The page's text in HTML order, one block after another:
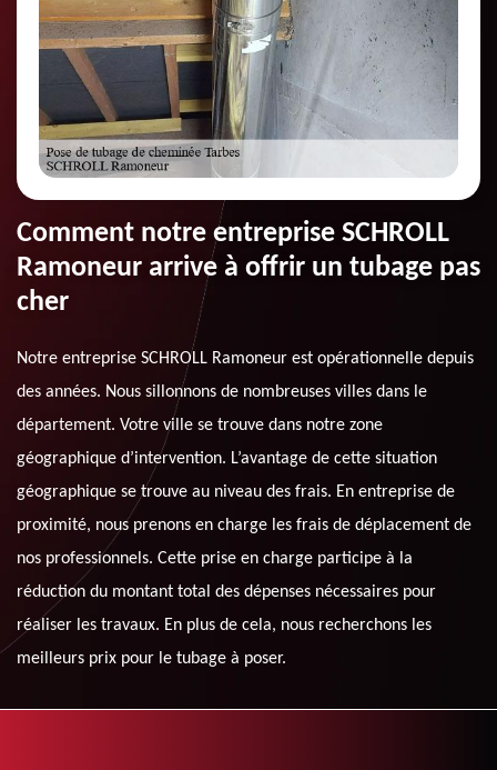
Comment notre entreprise SCHROLL
Ramoneur arrive à offrir un tubage pas
cher
Notre entreprise SCHROLL Ramoneur est opérationnelle depuis
des années. Nous sillonnons de nombreuses villes dans le
département. Votre ville se trouve dans notre zone
géographique d’intervention. L’avantage de cette situation
géographique se trouve au niveau des frais. En entreprise de
proximité, nous prenons en charge les frais de déplacement de
nos professionnels. Cette prise en charge participe à la
réduction du montant total des dépenses nécessaires pour
réaliser les travaux. En plus de cela, nous recherchons les
meilleurs prix pour le tubage à poser.